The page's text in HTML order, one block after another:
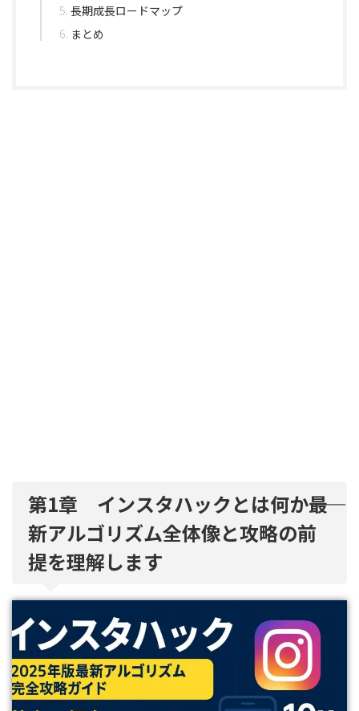
長期成長ロードマップ
まとめ
第1章 インスタハックとは何か――最
新アルゴリズム全体像と攻略の前
提を理解します